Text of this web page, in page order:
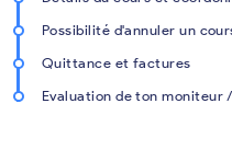
Possibilité d'annuler un
Quittance et factures
Evaluation de ton moniteur